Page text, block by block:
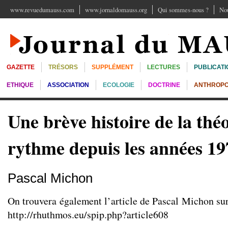
www.revuedumauss.com www.jornaldomauss.org Qui sommes-nous ?
GAZETTE TRÉSORS SUPPLÉMENT LECTURES
ETHIQUE ASSOCIATION ECOLOGIE DOCTRINE
Une brève histoire de la
rythme depuis les années
Pascal Michon
On trouvera également l’article de Pascal Michon
http://rhuthmos.eu/spip.php?article608